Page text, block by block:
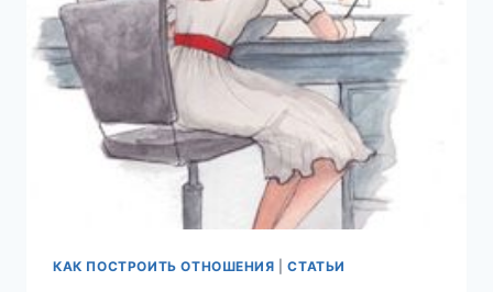
КАК ПОСТРОИТЬ ОТНОШЕНИЯ |СТАТЬИ